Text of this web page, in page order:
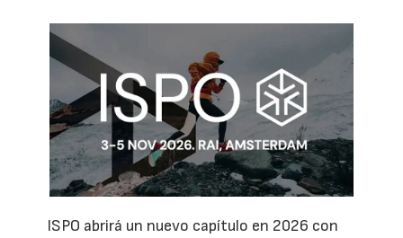
ISPO abrirá un nuevo capítulo en 2026 con